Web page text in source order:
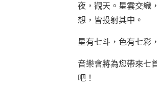
夜，觀天。星雲交織
想，皆投射其中。
星有七斗，色有七彩
音樂會將為您帶來七
吧！